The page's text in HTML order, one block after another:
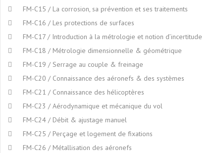
FM-C15 / La corrosion, sa prévention et ses traitements
FM-C16 / Les protections de surfaces
FM-C17 / Introduction à la métrologie et notion d’incertitude
FM-C18 / Métrologie dimensionnelle & géométrique
FM-C19 / Serrage au couple & freinage
FM-C20 / Connaissance des aéronefs & des systèmes
FM-C21 / Connaissance des hélicoptères
FM-C23 / Aérodynamique et mécanique du vol
FM-C24 / Débit & ajustage manuel
FM-C25 / Perçage et logement de fixations
FM-C26 / Métallisation des aéronefs